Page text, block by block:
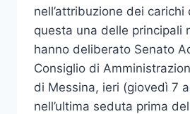
nell’attribuzione dei
questa una delle principali
hanno deliberato Senato
Consiglio di
di Messina, ieri (giovedì 7
nell’ultima seduta prima